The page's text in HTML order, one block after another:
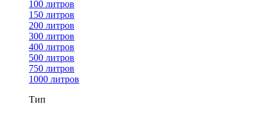
100 литров
150 литров
200 литров
300 литров
400 литров
500 литров
750 литров
1000 литров
Тип